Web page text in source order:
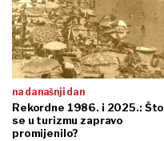
na današnji dan
Rekordne 1986. i 2025.: Što
se u turizmu zapravo
promijenilo?